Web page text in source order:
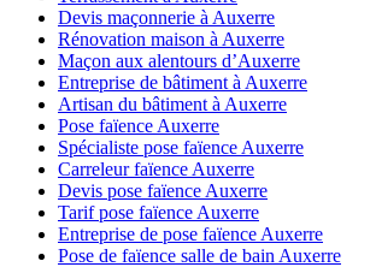
Devis maçonnerie à Auxerre
Rénovation maison à Auxerre
Maçon aux alentours d’Auxerre
Entreprise de bâtiment à Auxerre
Artisan du bâtiment à Auxerre
Pose faïence Auxerre
Spécialiste pose faïence Auxerre
Carreleur faïence Auxerre
Devis pose faïence Auxerre
Tarif pose faïence Auxerre
Entreprise de pose faïence Auxerre
Pose de faïence salle de bain Auxerre